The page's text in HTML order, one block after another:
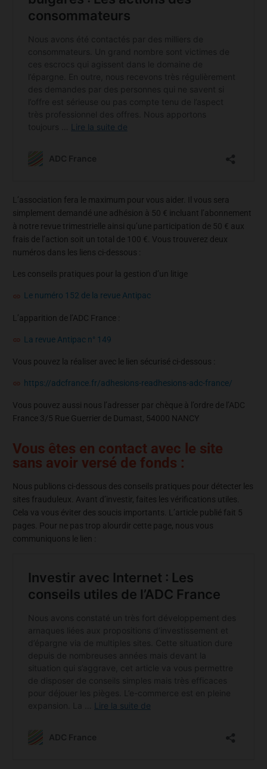
L’association fera le maximum pour vous aider. Il vous sera
simplement demandé une adhésion à 50 € incluant l’abonnement
à notre revue trimestrielle ainsi qu’une participation de 50 € aux
frais de l’action soit un total de 100 €. Vous trouverez deux
numéros dans les liens ci-dessous :
Les conseils pratiques pour la gestion d’un litige
Le numéro 152 de la revue Antipac
L’apparition de l’ADC France :
La revue Antipac n° 149
Vous pouvez la réaliser avec le lien sécurisé ci-dessous :
https://adcfrance.fr/adhesions-readhesions-adc-france/
Vous pouvez aussi nous l’adresser par chèque à l’ordre de l’ADC
France 3/5 Rue Guerrier de Dumast, 54000 NANCY
Vous êtes en contact avec le site
sans avoir versé de fonds :
Nous publions ci-dessous des conseils pratiques pour détecter les
sites frauduleux. Avant d’investir, faites les vérifications utiles.
Cela va vous éviter des soucis importants. L’article publié fait 5
pages. Pour ne pas trop alourdir cette page, nous vous
communiquons le lien :